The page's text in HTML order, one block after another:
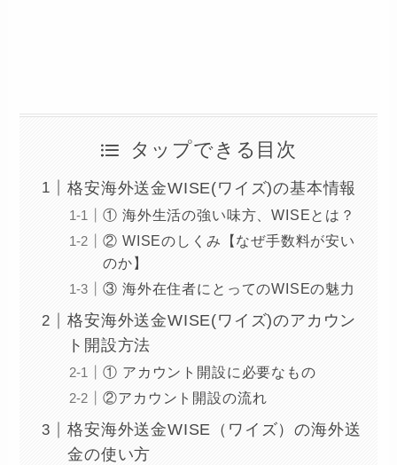
タップできる目次
格安海外送金WISE(ワイズ)の基本情報
① 海外生活の強い味方、WISEとは？
② WISEのしくみ【なぜ手数料が安い
のか】
③ 海外在住者にとってのWISEの魅力
格安海外送金WISE(ワイズ)のアカウン
ト開設方法
① アカウント開設に必要なもの
②アカウント開設の流れ
格安海外送金WISE（ワイズ）の海外送
金の使い方